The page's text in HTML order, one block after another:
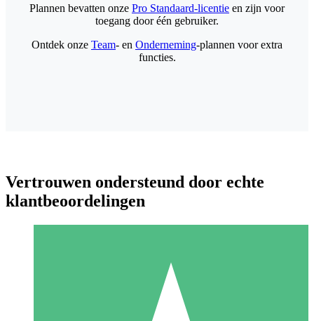
Individuele Creditpakketten
Plannen bevatten onze Pro Standaard-licentie en zijn voor
toegang door één gebruiker.
Ontdek onze Team- en Onderneming-plannen voor extra
functies.
Vertrouwen ondersteund door echte
klantbeoordelingen